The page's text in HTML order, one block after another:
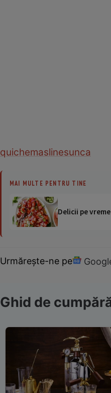
quichemaslinesunca
MAI MULTE PENTRU TINE
Delicii pe
Urmărește-ne pe
Ghid de